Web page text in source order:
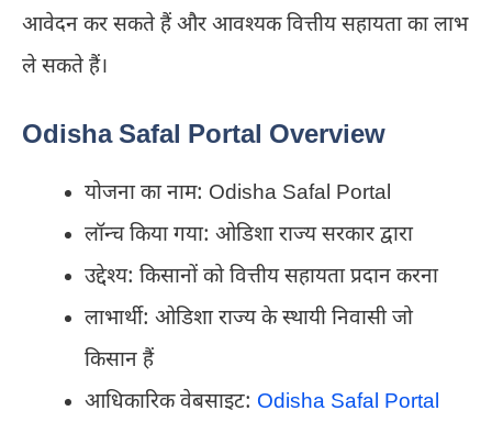
आवेदन कर सकते हैं और आवश्यक वित्तीय सहायता का लाभ
ले सकते हैं।
Odisha Safal Portal Overview
योजना का नाम: Odisha Safal Portal
लॉन्च किया गया: ओडिशा राज्य सरकार द्वारा
उद्देश्य: किसानों को वित्तीय सहायता प्रदान करना
लाभार्थी: ओडिशा राज्य के स्थायी निवासी जो
किसान हैं
आधिकारिक वेबसाइट: Odisha Safal Portal